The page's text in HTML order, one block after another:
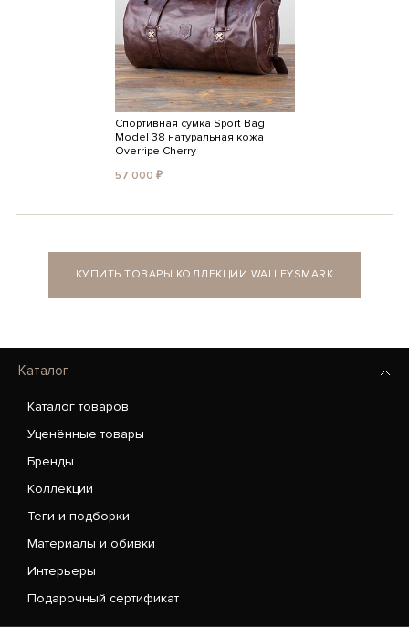
Спортивная сумка Sport Bag
Model 38 натуральная кожа
Overripe Cherry
57 000 ₽
КУПИТЬ ТОВАРЫ КОЛЛЕКЦИИ WALLEYSMARK
Каталог
Каталог товаров
Уценённые товары
Бренды
Коллекции
Теги и подборки
Материалы и обивки
Интерьеры
Подарочный сертификат